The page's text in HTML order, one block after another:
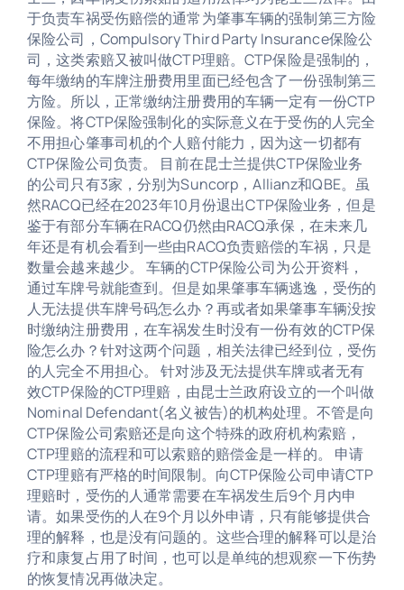
于负责车祸受伤赔偿的通常为肇事车辆的强制第三方险
保险公司，Compulsory Third Party Insurance保险公
司，这类索赔又被叫做CTP理赔。CTP保险是强制的，
每年缴纳的车牌注册费用里面已经包含了一份强制第三
方险。所以，正常缴纳注册费用的车辆一定有一份CTP
保险。将CTP保险强制化的实际意义在于受伤的人完全
不用担心肇事司机的个人赔付能力，因为这一切都有
CTP保险公司负责。 目前在昆士兰提供CTP保险业务
的公司只有3家，分别为Suncorp，Allianz和QBE。虽
然RACQ已经在2023年10月份退出CTP保险业务，但是
鉴于有部分车辆在RACQ仍然由RACQ承保，在未来几
年还是有机会看到一些由RACQ负责赔偿的车祸，只是
数量会越来越少。 车辆的CTP保险公司为公开资料，
通过车牌号就能查到。但是如果肇事车辆逃逸，受伤的
人无法提供车牌号码怎么办？再或者如果肇事车辆没按
时缴纳注册费用，在车祸发生时没有一份有效的CTP保
险怎么办？针对这两个问题，相关法律已经到位，受伤
的人完全不用担心。 针对涉及无法提供车牌或者无有
效CTP保险的CTP理赔，由昆士兰政府设立的一个叫做
Nominal Defendant(名义被告)的机构处理。不管是向
CTP保险公司索赔还是向这个特殊的政府机构索赔，
CTP理赔的流程和可以索赔的赔偿金是一样的。 申请
CTP理赔有严格的时间限制。向CTP保险公司申请CTP
理赔时，受伤的人通常需要在车祸发生后9个月内申
请。如果受伤的人在9个月以外申请，只有能够提供合
理的解释，也是没有问题的。这些合理的解释可以是治
疗和康复占用了时间，也可以是单纯的想观察一下伤势
的恢复情况再做决定。